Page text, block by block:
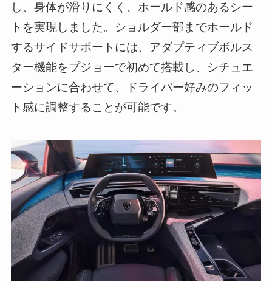
し、身体が滑りにくく、ホールド感のあるシー
トを実現しました。ショルダー部までホールド
するサイドサポートには、アダプティブボルス
ター機能をプジョーで初めて搭載し、シチュエ
ーションに合わせて、ドライバー好みのフィッ
ト感に調整することが可能です。